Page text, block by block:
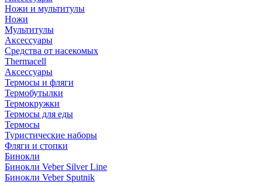
Ножи и мультитулы
Ножи
Мультитулы
Аксессуары
Средства от насекомых
Thermacell
Аксессуары
Термосы и фляги
Термобутылки
Термокружки
Термосы для еды
Термосы
Туристические наборы
Фляги и стопки
Бинокли
Бинокли Veber Silver Line
Бинокли Veber Sputnik